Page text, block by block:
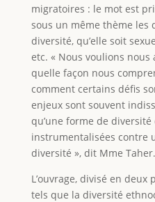
migratoires : le mot est
sous un même thème les
diversité, qu’elle soit
etc. « Nous voulions
quelle façon nous
comment certains défis
enjeux sont souvent
qu’une forme de
instrumentalisées contre
diversité », dit Mme Taher.
L’ouvrage, divisé en
tels que la diversité